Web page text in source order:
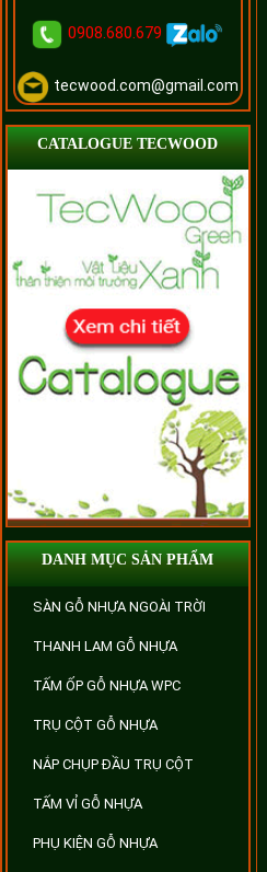
0908.680.679
tecwood.com@gmail.com
CATALOGUE TECWOOD
DANH MỤC SẢN PHẨM
SÀN GỖ NHỰA NGOÀI TRỜI
THANH LAM GỖ NHỰA
TẤM ỐP GỖ NHỰA WPC
TRỤ CỘT GỖ NHỰA
NẮP CHỤP ĐẦU TRỤ CỘT
TẤM VỈ GỖ NHỰA
PHỤ KIỆN GỖ NHỰA